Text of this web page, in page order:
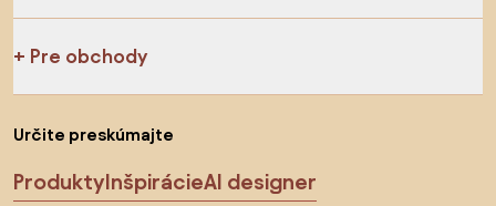
Pre obchody
Určite preskúmajte
ProduktyInšpirácieAI designer